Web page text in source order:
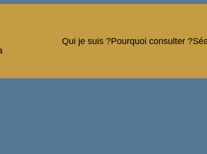
Qui je suis ?Pourquoi consulter ?